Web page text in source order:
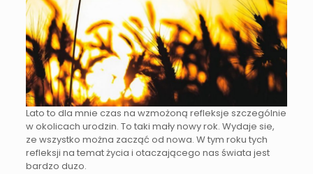
Lato to dla mnie czas na wzmożoną refleksje szczególnie
w okolicach urodzin. To taki mały nowy rok. Wydaje sie,
ze wszystko można zacząć od nowa. W tym roku tych
refleksji na temat życia i otaczającego nas świata jest
bardzo duzo.